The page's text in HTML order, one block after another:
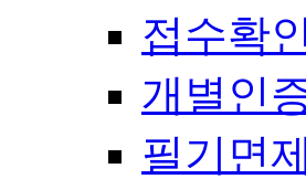
접수확
개별인
필기면